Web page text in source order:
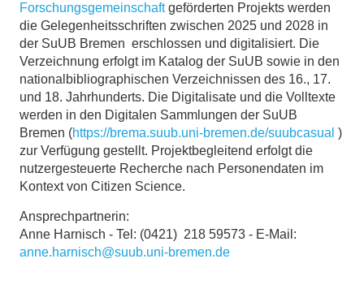
Forschungsgemeinschaftgeförderten Projekts werden
die Gelegenheitsschriften zwischen 2025 und 2028 in
der SuUB Bremen erschlossen und digitalisiert. Die
Verzeichnung erfolgt im Katalog der SuUB sowie in den
nationalbibliographischen Verzeichnissen des 16., 17.
und 18. Jahrhunderts. Die Digitalisate und die Volltexte
werden in den Digitalen Sammlungen der SuUB
Bremen (https://brema.suub.uni-bremen.de/suubcasual )
zur Verfügung gestellt. Projektbegleitend erfolgt die
nutzergesteuerte Recherche nach Personendaten im
Kontext von Citizen Science.
Ansprechpartnerin:
Anne Harnisch - Tel: (0421) 218 59573 - E-Mail:
anne.harnisch@suub.uni-bremen.de